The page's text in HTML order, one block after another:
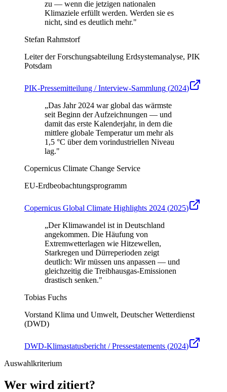
zu — wenn die jetzigen nationalen
Klimaziele erfüllt werden. Werden sie es
nicht, sind es deutlich mehr."
Stefan Rahmstorf
Leiter der Forschungsabteilung Erdsystemanalyse, PIK
Potsdam
PIK-Pressemitteilung / Interview-Sammlung (2024)
„Das Jahr 2024 war global das wärmste
seit Beginn der Aufzeichnungen — und
damit das erste Kalenderjahr, in dem die
mittlere globale Temperatur um mehr als
1,5 °C über dem vorindustriellen Niveau
lag."
Copernicus Climate Change Service
EU-Erdbeobachtungsprogramm
Copernicus Global Climate Highlights 2024 (2025)
„Der Klimawandel ist in Deutschland
angekommen. Die Häufung von
Extremwetterlagen wie Hitzewellen,
Starkregen und Dürreperioden zeigt
deutlich: Wir müssen uns anpassen — und
gleichzeitig die Treibhausgas-Emissionen
drastisch senken."
Tobias Fuchs
Vorstand Klima und Umwelt, Deutscher Wetterdienst
(DWD)
DWD-Klimastatusbericht / Pressestatements (2024)
Auswahlkriterium
Wer wird zitiert?